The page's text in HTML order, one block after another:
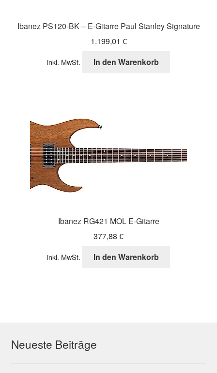
Ibanez PS120-BK – E-Gitarre Paul Stanley Signature
1.199,01 €
inkl. MwSt. In den Warenkorb
Ibanez RG421 MOL E-Gitarre
377,88 €
inkl. MwSt. In den Warenkorb
Neueste Beiträge